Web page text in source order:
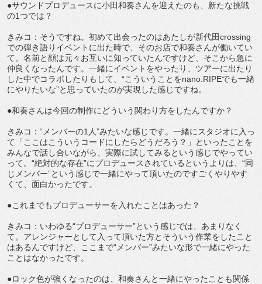
●サウンドプロデュースに小田和奏さんを迎えたのも、新たな挑戦
の1つでは？
きみコ：そうですね。初めて出会ったのはあたしが新代田crossing
での弾き語りイベントに出た時で、そのお店で和奏さんが働いてい
て。名前と顔は元々お互いに知っていたんですけど、そこから急に
仲良くなったんです。一緒にイベントをやったり、ツアーに出たり
した中でコラボしたりもして、“こういうことをnano.RIPEでも一緒
にやりたいな”と思っていたのが実現した感じですね。
●和奏さんは今回の制作にどういう関わり方をしたんですか？
きみコ：“メンバーの1人”みたいな感じです。一緒にスタジオに入っ
て「ここはこういうコードにしたらどうだろう？」といったことを
みんなで話し合いながら、実際に試してみるという感じでやってい
って。“絶対的な存在”にプロデュースされているというよりは、“同
じメンバー”という感じで一緒にやって頂いたのですごくやりやす
くて、面白かったです。
●これまでもプロデューサーを入れたことはあった？
きみコ：いわゆる“プロデューサー”という感じでは、あまりなく
て。アレンジャーとして入って頂いた方とそういう作業をしたこと
はあるんですけど、ここまで“メンバー”みたいな形で一緒にやった
ことはなかったです。
●ロック色が強くなったのは、和奏さんと一緒にやったことも関係